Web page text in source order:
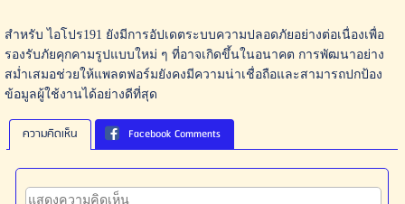
สำหรับ ไอโปร191 ยังมีการอัปเดตระบบความปลอดภัยอย่างต่อเนื่องเพื่อ
รองรับภัยคุกคามรูปแบบใหม่ ๆ ที่อาจเกิดขึ้นในอนาคต การพัฒนาอย่าง
สม่ำเสมอช่วยให้แพลตฟอร์มยังคงมีความน่าเชื่อถือและสามารถปกป้อง
ข้อมูลผู้ใช้งานได้อย่างดีที่สุด
ความคิดเห็น Facebook Comments